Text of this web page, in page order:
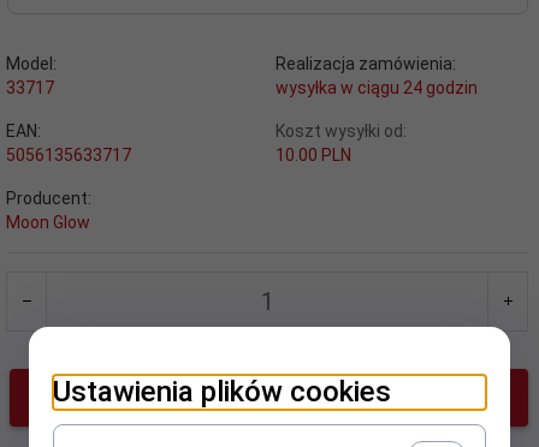
Model:
33717
Realizacja zamówienia:
wysyłka w ciągu 24 godzin
EAN:
5056135633717
Koszt wysyłki od:
10.00 PLN
Producent:
Moon Glow
DO KOSZYKA
Ustawienia plików cookies